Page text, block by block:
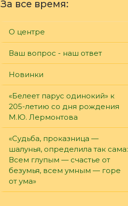
За все время:
О центре
Ваш вопрос - наш ответ
Новинки
«Белеет парус одинокий» к
205-летию со дня рождения
М.Ю. Лермонтова
«Судьба, проказница —
шалунья, определила так сама:
Всем глупым — счастье от
безумья, всем умным — горе
от ума»